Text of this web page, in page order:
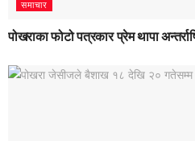
समाचार
पोखराका फोटो पत्रकार प्रेम थापा